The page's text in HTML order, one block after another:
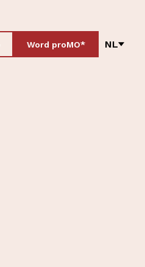
Word proMO* NL